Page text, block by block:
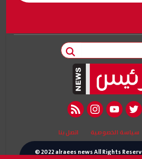
twitter
youtube
instagram
rss feed
سياسة الخصوصية اتصل بنا
© 2022 alraees news All Rights